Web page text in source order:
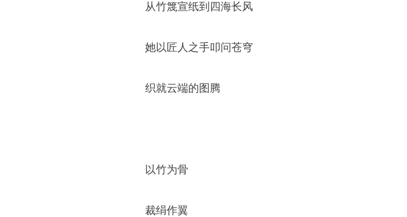
从竹篾宣纸到四海长风
她以匠人之手叩问苍穹
织就云端的图腾
以竹为骨
裁绢作翼